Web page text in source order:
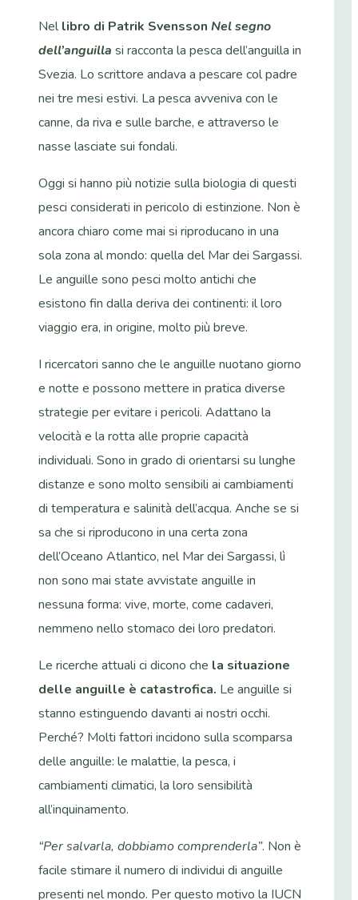
Nellibro di Patrik Svensson Nel segno
dell’anguilla si racconta la pesca dell’anguilla in
Svezia. Lo scrittore andava a pescare col padre
nei tre mesi estivi. La pesca avveniva con le
canne, da riva e sulle barche, e attraverso le
nasse lasciate sui fondali.
Oggi si hanno più notizie sulla biologia di questi
pesci considerati in pericolo di estinzione. Non è
ancora chiaro come mai si riproducano in una
sola zona al mondo: quella del Mar dei Sargassi.
Le anguille sono pesci molto antichi che
esistono fin dalla deriva dei continenti: il loro
viaggio era, in origine, molto più breve.
I ricercatori sanno che le anguille nuotano giorno
e notte e possono mettere in pratica diverse
strategie per evitare i pericoli. Adattano la
velocità e la rotta alle proprie capacità
individuali. Sono in grado di orientarsi su lunghe
distanze e sono molto sensibili ai cambiamenti
di temperatura e salinità dell’acqua. Anche se si
sa che si riproducono in una certa zona
dell’Oceano Atlantico, nel Mar dei Sargassi, lì
non sono mai state avvistate anguille in
nessuna forma: vive, morte, come cadaveri,
nemmeno nello stomaco dei loro predatori.
Le ricerche attuali ci dicono che la situazione
delle anguille è catastrofica. Le anguille si
stanno estinguendo davanti ai nostri occhi.
Perché? Molti fattori incidono sulla scomparsa
delle anguille: le malattie, la pesca, i
cambiamenti climatici, la loro sensibilità
all’inquinamento.
“Per salvarla, dobbiamo comprenderla”. Non è
facile stimare il numero di individui di anguille
presenti nel mondo. Per questo motivo la IUCN